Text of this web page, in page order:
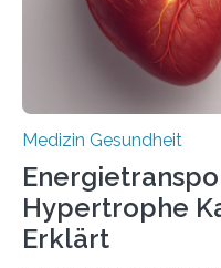
häufigsten Krebsarten
Medizin Gesundheit
Hypertrophe
Erklärt